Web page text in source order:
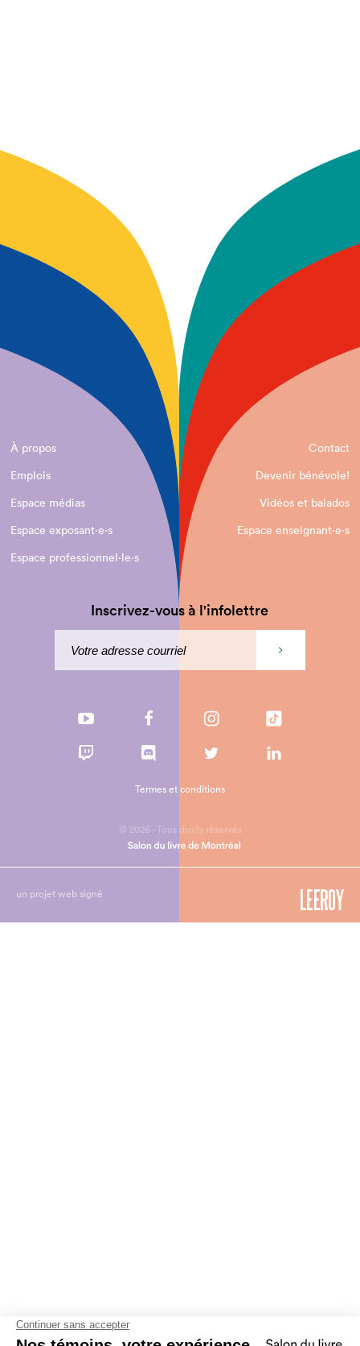
À propos
Contact
Emplois
Devenir bénévole!
Espace médias
Vidéos et balados
Espace exposant·e⋅s
Espace enseignant·e⋅s
Espace professionnel·le⋅s
Inscrivez-vous à l'infolettre
© 2026 - Tous droits réservés
Termes et conditions
un projet web signé